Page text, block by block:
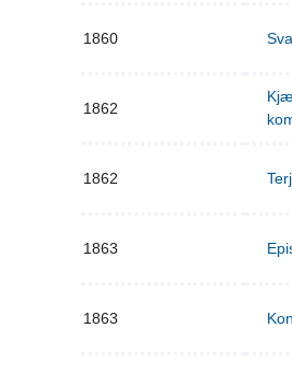
1860
1862
1862
1863
1863